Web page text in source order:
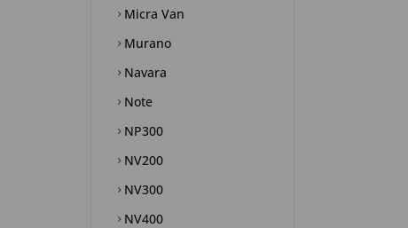
Micra Van
Murano
Navara
Note
NP300
NV200
NV300
NV400